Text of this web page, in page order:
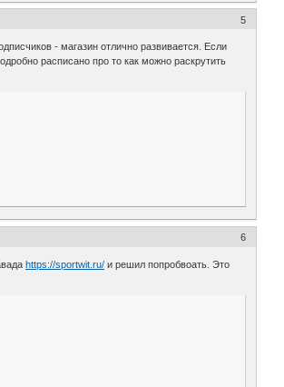
5
- магазин отлично развивается. Если
расписано про то как можно раскрутить
6
https://sportwit.ru/ и решил попробвоать. Это